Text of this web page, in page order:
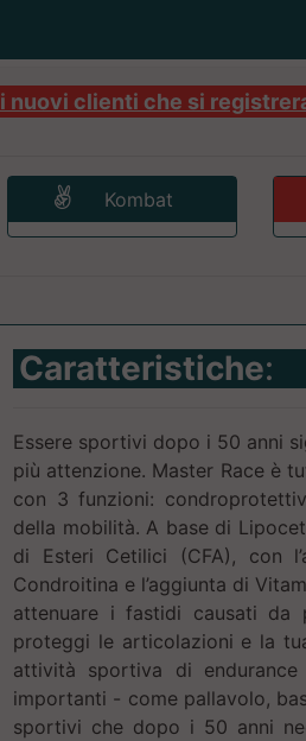
nuovi clienti che si
Kombat
Caratteristiche:
Essere sportivi dopo i 50 anni
più attenzione. Master Race è
con 3 funzioni:
della mobilità. A base di
di Esteri Cetilici (CFA), con
Condroitina e l’aggiunta di
attenuare i fastidi causati
proteggi le articolazioni e la
attività sportiva di
importanti - come pallavolo,
sportivi che dopo i 50 anni